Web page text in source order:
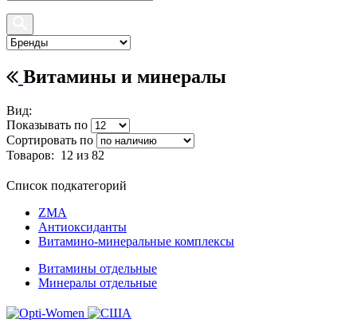
Витамины и минералы
Вид:
Показывать по
Сортировать по
Товаров: 12 из 82
Список подкатегорий
ZMA
Антиоксиданты
Витамино-минеральные комплексы
Витамины отдельные
Минералы отдельные